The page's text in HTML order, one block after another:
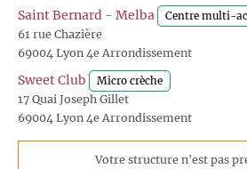
Saint Bernard - Melba Centre multi-
61 rue Chazière
69004 Lyon 4e Arrondissement
Sweet Club Micro crèche
17 Quai Joseph Gillet
69004 Lyon 4e Arrondissement
Votre structure n'est pas